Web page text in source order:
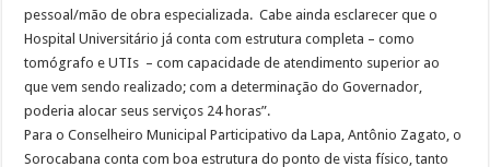
pessoal/mão de obra especializada. Cabe ainda esclarecer que o
Hospital Universitário já conta com estrutura completa – como
tomógrafo e UTIs – com capacidade de atendimento superior ao
que vem sendo realizado; com a determinação do Governador,
poderia alocar seus serviços 24 horas”.
Para o Conselheiro Municipal Participativo da Lapa, Antônio Zagato, o
Sorocabana conta com boa estrutura do ponto de vista físico, tanto